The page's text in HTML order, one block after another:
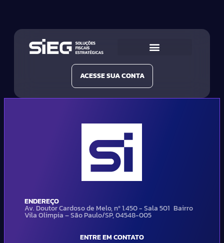
ACESSE SUA CONTA
ENDEREÇO
Av. Doutor Cardoso de Melo, nº 1.450 - Sala 501 Bairro
Vila Olimpia – São Paulo/SP, 04548-005
ENTRE EM CONTATO